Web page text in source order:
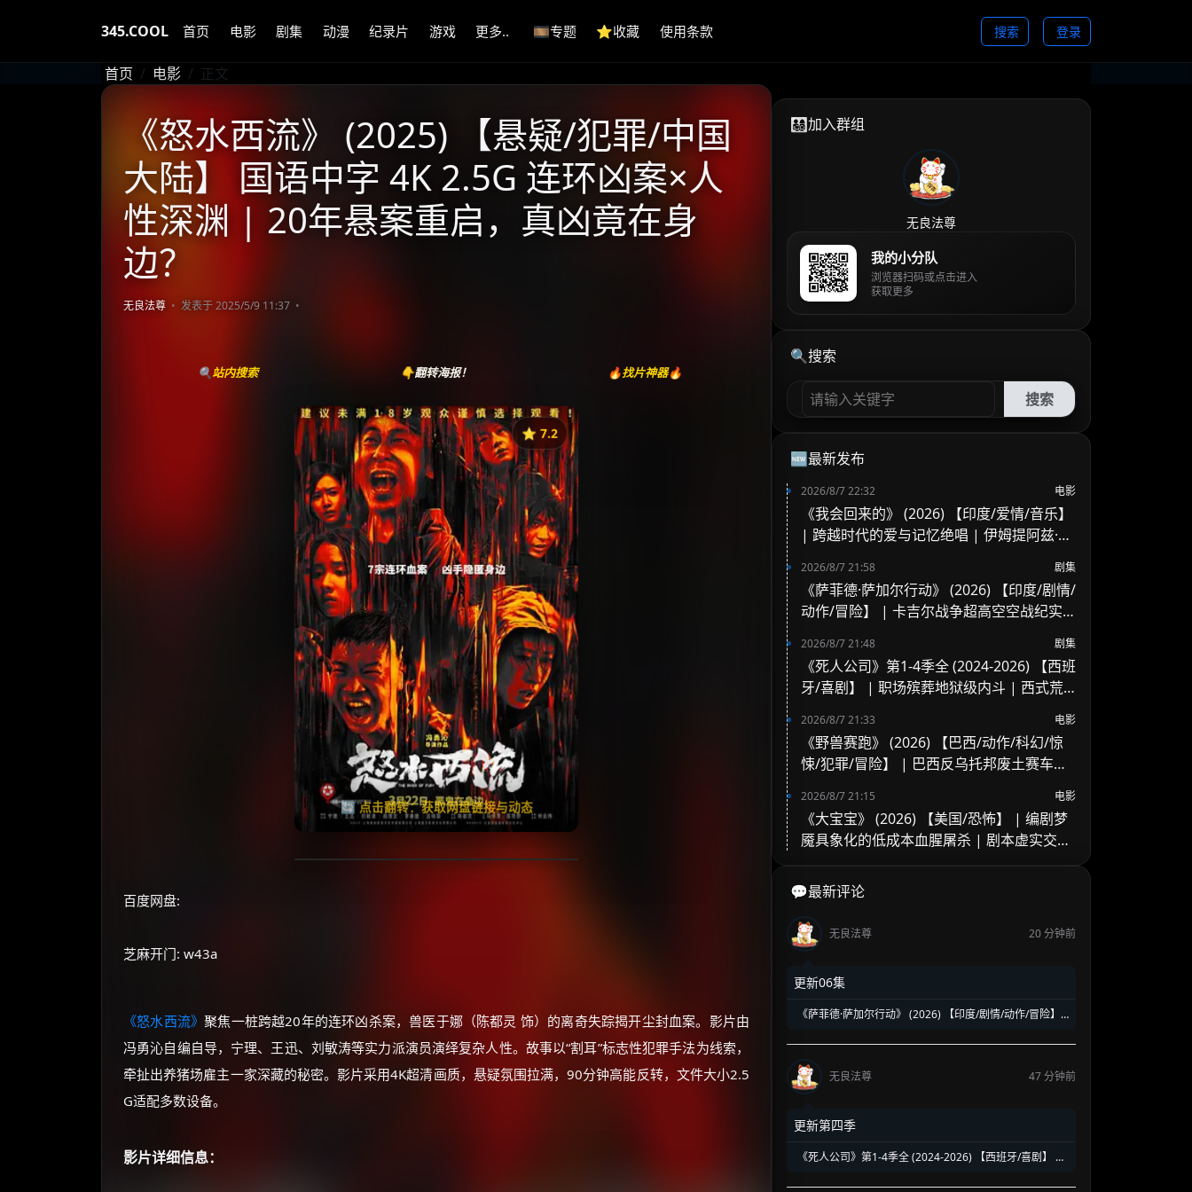
345.COOL 首页 电影 剧集 动漫 纪录片 游戏 更多.. 🎞️专题 ⭐️收藏 使用条款 搜索 登录
首页 电影 正文
《怒水西流》 (2025) 【悬疑/犯罪/中国
大陆】 国语中字 4K 2.5G 连环凶案×人
性深渊 | 20年悬案重启，真凶竟在身
边？
无良法尊 发表于 2025/5/9 11:37
🔍站内搜索 👇翻转海报！ 🔥找片神器🔥
⭐️ 7.2
🔄 点击翻转：获取网盘链接与动态
《怒水西流》
⭐
收藏
⭐️ 评分：7.2 | 🎬 2025年
夸克网盘
百度网盘
失效请反馈
🧧️
天天领红包
百度网盘:
芝麻开门: w43a
《怒水西流》聚焦一桩跨越20年的连环凶杀案，兽医于娜（陈都灵 饰）的离奇失踪揭开尘封血案。影片由
冯勇沁自编自导，宁理、王迅、刘敏涛等实力派演员演绎复杂人性。故事以“割耳”标志性犯罪手法为线索，
牵扯出养猪场雇主一家深藏的秘密。影片采用4K超清画质，悬疑氛围拉满，90分钟高能反转，文件大小2.5
G适配多数设备。
影片详细信息：
👨‍👩‍👧‍👦加入群组
无良法尊
我的小分队
浏览器扫码或点击进入
获取更多
🔍搜索
搜索
🆕最新发布
2026/8/7 22:32 电影
《我会回来的》 (2026) 【印度/爱情/音乐】
| 跨越时代的爱与记忆绝唱 | 伊姆提阿兹·阿
2026/8/7 21:58 剧集
《萨菲德·萨加尔行动》 (2026) 【印度/剧情/
动作/冒险】 | 卡吉尔战争超高空空战纪实 |
2026/8/7 21:48 剧集
《死人公司》第1-4季全 (2024-2026) 【西班
牙/喜剧】 | 职场殡葬地狱级内斗 | 西式荒
2026/8/7 21:33 电影
《野兽赛跑》 (2026) 【巴西/动作/科幻/惊
悚/犯罪/冒险】 | 巴西反乌托邦废土赛车竞
2026/8/7 21:15 电影
《大宝宝》 (2026) 【美国/恐怖】 | 编剧梦
魇具象化的低成本血腥屠杀 | 剧本虚实交织
💬最新评论
无良法尊 20 分钟前
更新06集
《萨菲德·萨加尔行动》 (2026) 【印度/剧情/动作/冒险】
实录
无良法尊
47 分钟前
更新第四季
《死人公司》第1-4季全 (2024-2026) 【西班牙/喜剧】 |